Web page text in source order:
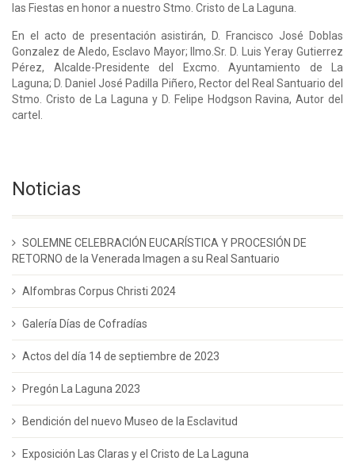
las Fiestas en honor a nuestro Stmo. Cristo de La Laguna.
En el acto de presentación asistirán, D. Francisco José Doblas
Gonzalez de Aledo, Esclavo Mayor; Ilmo.Sr. D. Luis Yeray Gutierrez
Pérez, Alcalde-Presidente del Excmo. Ayuntamiento de La
Laguna; D. Daniel José Padilla Piñero, Rector del Real Santuario del
Stmo. Cristo de La Laguna y D. Felipe Hodgson Ravina, Autor del
cartel.
Noticias
SOLEMNE CELEBRACIÓN EUCARÍSTICA Y PROCESIÓN DE
RETORNO de la Venerada Imagen a su Real Santuario
Alfombras Corpus Christi 2024
Galería Días de Cofradías
Actos del día 14 de septiembre de 2023
Pregón La Laguna 2023
Bendición del nuevo Museo de la Esclavitud
Exposición Las Claras y el Cristo de La Laguna